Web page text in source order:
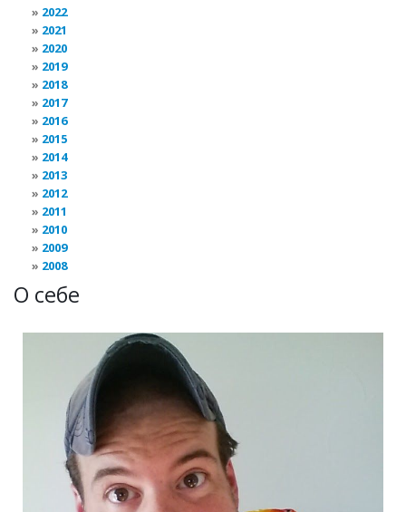
2022
2021
2020
2019
2018
2017
2016
2015
2014
2013
2012
2011
2010
2009
2008
О себе